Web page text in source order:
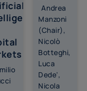
Andrea
Manzoni
(Chair),
Nicolò
Botteghi,
Luca
Dede',
Nicola
Realizzato con Klaro!